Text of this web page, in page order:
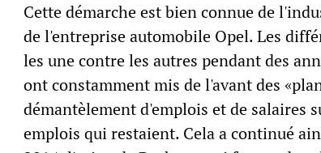
Cette démarche est bien connue de
de l'entreprise automobile Opel. Les
les une contre les autres pendant des
ont constamment mis de l'avant des
démantèlement d'emplois et de salaires
emplois qui restaient. Cela a continué